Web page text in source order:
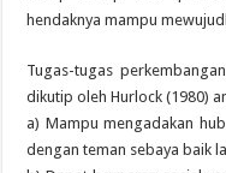
hendaknya mampu
Tugas-tugas
dikutip oleh Hurlock (1980)
a) Mampu mengadakan
dengan teman sebaya baik